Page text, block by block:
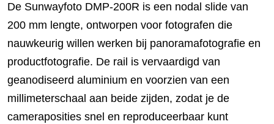
De Sunwayfoto DMP-200R is een nodal slide van
200 mm lengte, ontworpen voor fotografen die
nauwkeurig willen werken bij panoramafotografie en
productfotografie. De rail is vervaardigd van
geanodiseerd aluminium en voorzien van een
millimeterschaal aan beide zijden, zodat je de
cameraposities snel en reproduceerbaar kunt